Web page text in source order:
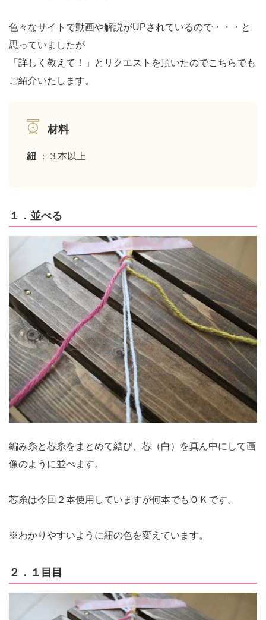
色々なサイトで動画や解説がUPされているので・・・と
思っていましたが
「詳しく教えて！」とリクエストを頂いたのでこちらでも
ご紹介いたします。
材料
紐 ：３本以上
１．並べる
編み糸と芯糸をまとめて結び、芯（白）を真ん中にして画
像のように並べます。
芯糸は今回２本使用していますが何本でもＯＫです。
※わかりやすいように紐の色を変えています。
２．１目目